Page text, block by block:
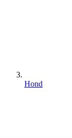
Hond